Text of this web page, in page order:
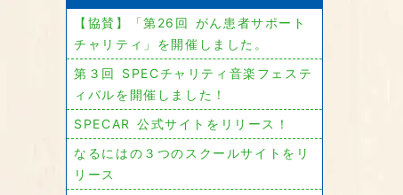
【協賛】「第26回 がん患者サポート
チャリティ」を開催しました。
第３回 SPECチャリティ音楽フェステ
ィバルを開催しました！
SPECAR 公式サイトをリリース！
なるにはの３つのスクールサイトをリ
リース